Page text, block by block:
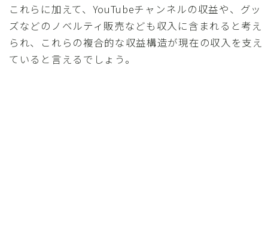
これらに加えて、YouTubeチャンネルの収益や、グッ
ズなどのノベルティ販売なども収入に含まれると考え
られ、これらの複合的な収益構造が現在の収入を支え
ていると言えるでしょう。